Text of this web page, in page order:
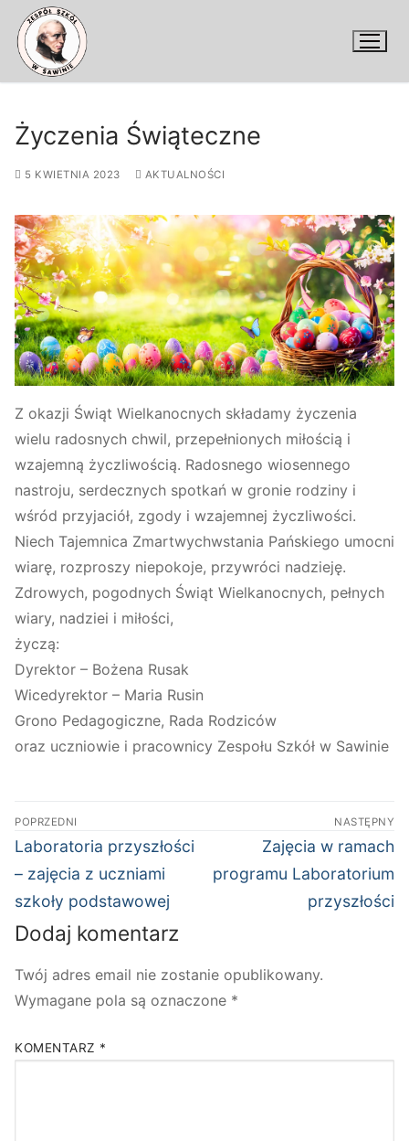
Przejdź
treści
Życzenia Świąteczne
5 KWIETNIA 2023 AKTUALNOŚCI
Z okazji Świąt Wielkanocnych składamy życzenia
wielu radosnych chwil, przepełnionych miłością i
wzajemną życzliwością. Radosnego wiosennego
nastroju, serdecznych spotkań w gronie rodziny i
wśród przyjaciół, zgody i wzajemnej życzliwości.
Niech Tajemnica Zmartwychwstania Pańskiego umocni
wiarę, rozproszy niepokoje, przywróci nadzieję.
Zdrowych, pogodnych Świąt Wielkanocnych, pełnych
wiary, nadziei i miłości,
życzą:
Dyrektor – Bożena Rusak
Wicedyrektor – Maria Rusin
Grono Pedagogiczne, Rada Rodziców
oraz uczniowie i pracownicy Zespołu Szkół w Sawinie
Nawigacja
wpisu
POPRZEDNI
Poprzedni
wpis:
Laboratoria przyszłości
– zajęcia z uczniami
szkoły podstawowej
NASTĘPNY
Następny
wpis:
Zajęcia w ramach
programu Laboratorium
przyszłości
Dodaj komentarz
Twój adres email nie zostanie opublikowany.
Wymagane pola są oznaczone *
KOMENTARZ *